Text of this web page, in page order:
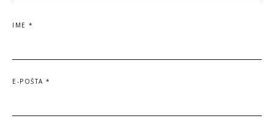
IME *
E-POŠTA *